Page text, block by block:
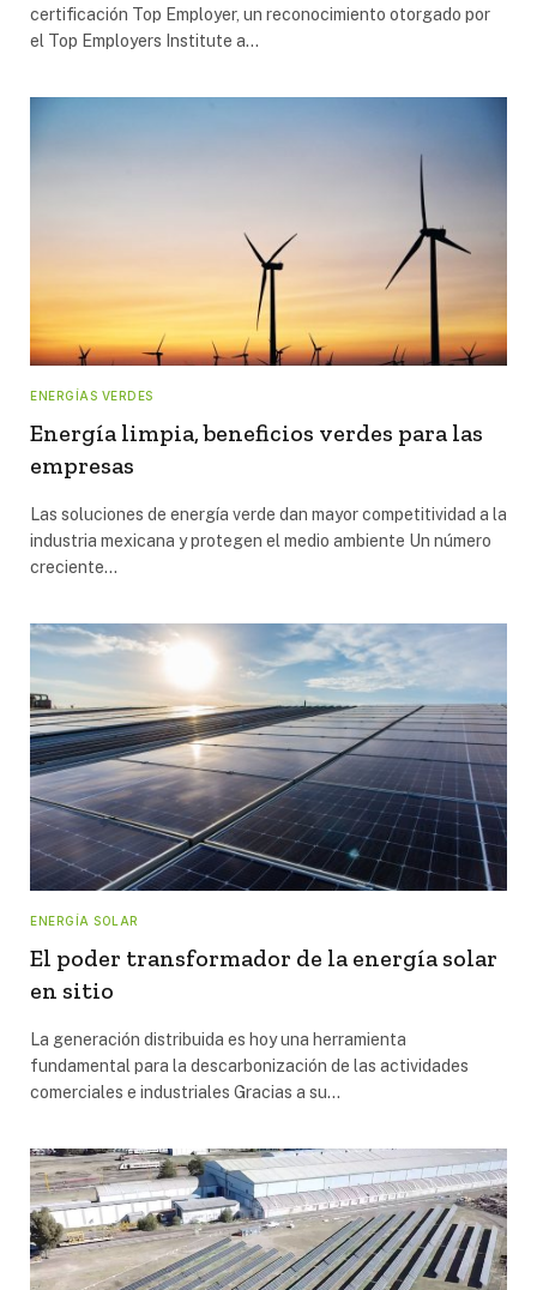
certificación Top Employer, un reconocimiento otorgado por
el Top Employers Institute a…
ENERGÍAS VERDES
Energía limpia, beneficios verdes para las
empresas
Las soluciones de energía verde dan mayor competitividad a la
industria mexicana y protegen el medio ambiente Un número
creciente…
ENERGÍA SOLAR
El poder transformador de la energía solar
en sitio
La generación distribuida es hoy una herramienta
fundamental para la descarbonización de las actividades
comerciales e industriales Gracias a su…